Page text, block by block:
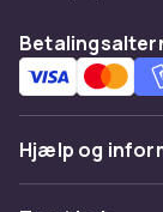
Hjælp og